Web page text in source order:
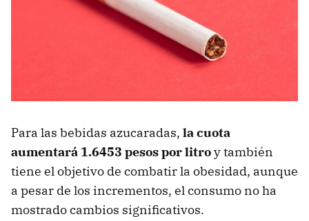
Para las bebidas azucaradas, la cuota
aumentará 1.6453 pesos por litroy también
tiene el objetivo de combatir la obesidad, aunque
a pesar de los incrementos, el consumo no ha
mostrado cambios significativos.